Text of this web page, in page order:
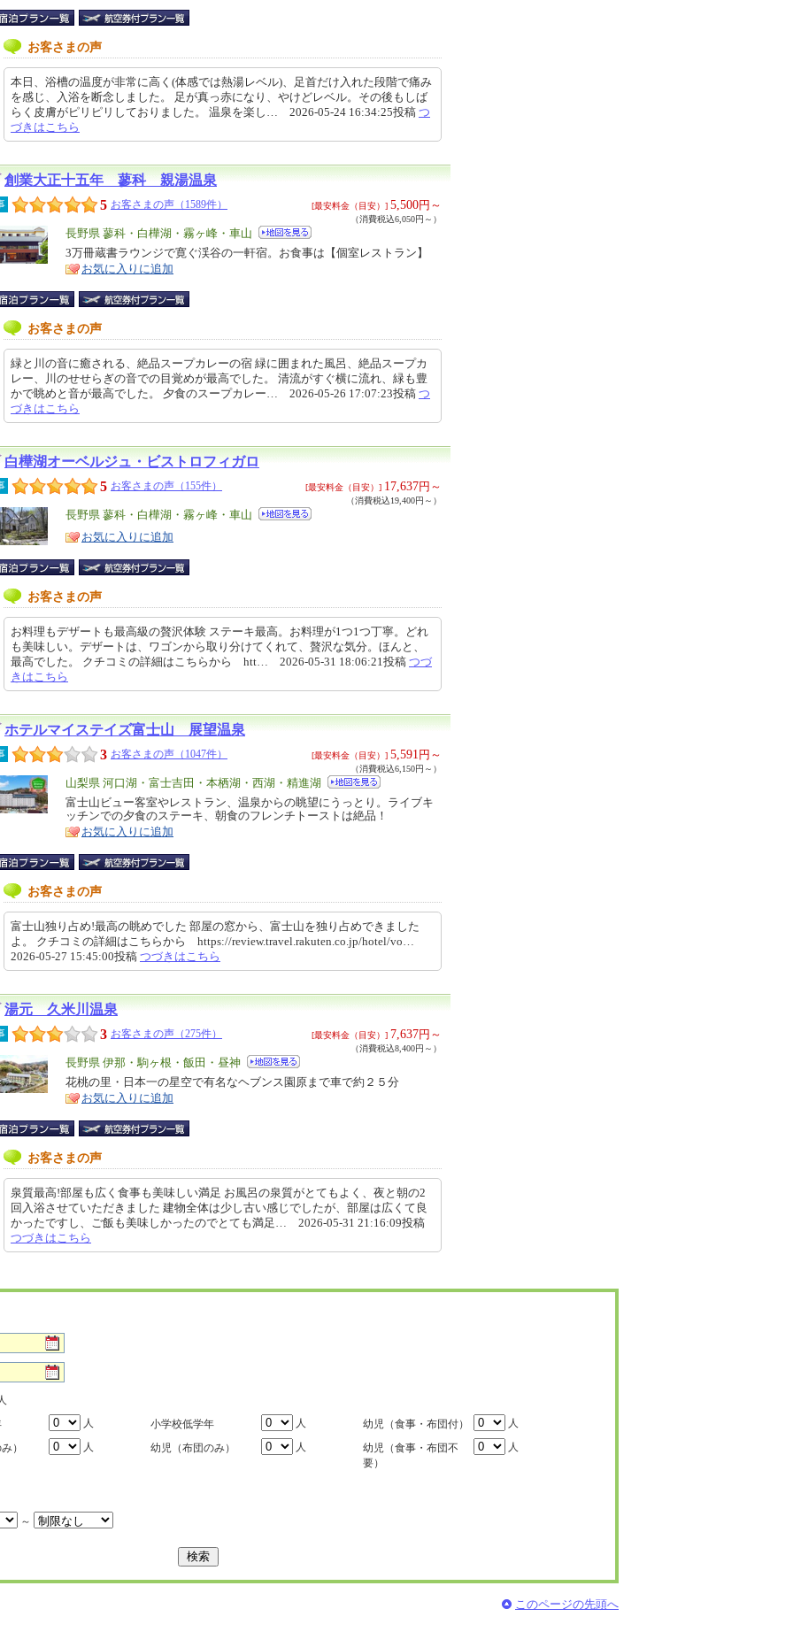
お客さまの声
本日、浴槽の温度が非常に高く(体感では熱湯レベル)、足首だけ入れた段階で痛み
を感じ、入浴を断念しました。 足が真っ赤になり、やけどレベル。その後もしば
らく皮膚がピリピリしておりました。 温泉を楽し… 2026-05-24 16:34:25投稿 つ
づきはこちら
創業大正十五年 蓼科 親湯温泉
5 お客さまの声（1589件） [最安料金（目安）] 5,500円～
（消費税込6,050円～）
エ
リ
ア
長野県 蓼科・白樺湖・霧ヶ峰・車山
特
徴
3万冊蔵書ラウンジで寛ぐ渓谷の一軒宿。お食事は【個室レストラン】
お気に入りに追加
お客さまの声
緑と川の音に癒される、絶品スープカレーの宿 緑に囲まれた風呂、絶品スープカ
レー、川のせせらぎの音での目覚めが最高でした。 清流がすぐ横に流れ、緑も豊
かで眺めと音が最高でした。 夕食のスープカレー… 2026-05-26 17:07:23投稿 つ
づきはこちら
白樺湖オーベルジュ・ビストロフィガロ
5 お客さまの声（155件） [最安料金（目安）] 17,637円～
（消費税込19,400円～）
エ
リ
長野県 蓼科・白樺湖・霧ヶ峰・車山
特 お気に入りに追加
お客さまの声
お料理もデザートも最高級の贅沢体験 ステーキ最高。お料理が1つ1つ丁寧。どれ
も美味しい。デザートは、ワゴンから取り分けてくれて、贅沢な気分。ほんと、
最高でした。 クチコミの詳細はこちらから htt… 2026-05-31 18:06:21投稿 つづ
きはこちら
ホテルマイステイズ富士山 展望温泉
3 お客さまの声（1047件） [最安料金（目安）] 5,591 円～
（消費税込6,150円～）
エ
リ
ア
山梨県 河口湖・富士吉田・本栖湖・西湖・精進湖
特
徴
富士山ビュー客室やレストラン、温泉からの眺望にうっとり。ライブキ
ッチンでの夕食のステーキ、朝食のフレンチトーストは絶品！
お気に入りに追加
お客さまの声
富士山独り占め!最高の眺めでした 部屋の窓から、富士山を独り占めできました
よ。 クチコミの詳細はこちらから https://review.travel.rakuten.co.jp/hotel/vo…
2026-05-27 15:45:00投稿 つづきはこちら
湯元 久米川温泉
3 お客さまの声（275件） [最安料金（目安）] 7,637円～
（消費税込8,400円～）
エ
リ
ア
長野県 伊那・駒ヶ根・飯田・昼神
特
徴
花桃の里・日本一の星空で有名なヘブンス園原まで車で約２５分
お気に入りに追加
お客さまの声
泉質最高!部屋も広く食事も美味しい満足 お風呂の泉質がとてもよく、夜と朝の2
回入浴させていただきました 建物全体は少し古い感じでしたが、部屋は広くて良
かったですし、ご飯も美味しかったのでとても満足… 2026-05-31 21:16:09投稿
つづきはこちら
人 小学校低学年 人 幼児（食事・布団付）
人
）
人 幼児（布団のみ） 人
幼児（食事・布団不
要）
人
～
このページの先頭へ